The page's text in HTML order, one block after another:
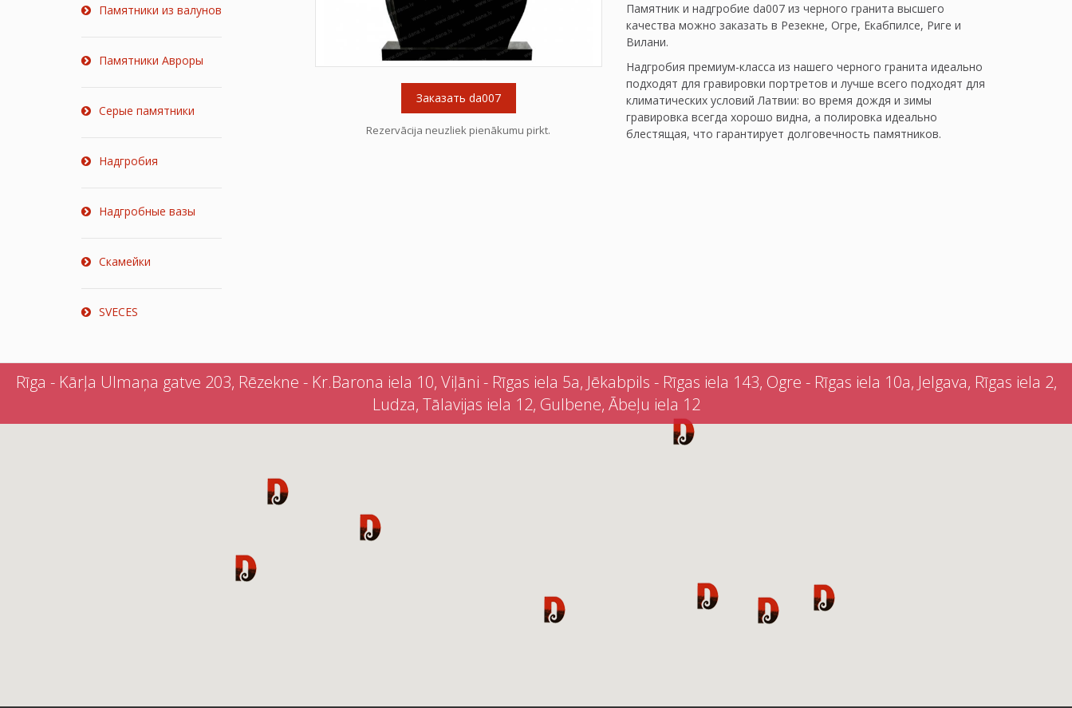
Памятники из валунов
Памятники Авроры
Серые памятники
Надгробия
Надгробные вазы
Скамейки
SVECES
Заказать da007
Rezervācija neuzliek pienākumu pirkt.
Памятник и надгробие da007 из черного гранита высшего
качества можно заказать в Резекне, Огре, Екабпилсе, Риге и
Вилани.
Надгробия премиум-класса из нашего черного гранита идеально
подходят для гравировки портретов и лучше всего подходят для
климатических условий Латвии: во время дождя и зимы
гравировка всегда хорошо видна, а полировка идеально
блестящая, что гарантирует долговечность памятников.
Rīga - Kārļa Ulmaņa gatve 203, Rēzekne - Kr.Barona iela 10, Viļāni - Rīgas iela 5a, Jēkabpils - Rīgas iela 143, Ogre - Rīgas iela 10a, Jelgava, Rīgas iela 2,
Ludza, Tālavijas iela 12, Gulbene, Ābeļu iela 12